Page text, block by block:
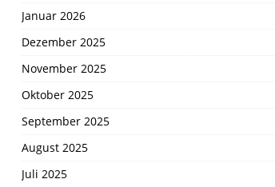
Januar 2026
Dezember 2025
November 2025
Oktober 2025
September 2025
August 2025
Juli 2025